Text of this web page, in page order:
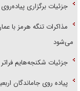
جزئیات برگزاری
مذاکرات تنگه هرمز با
می‌شود
جزئیات شکنجه‌هایم
پیاده روی جاماندگان